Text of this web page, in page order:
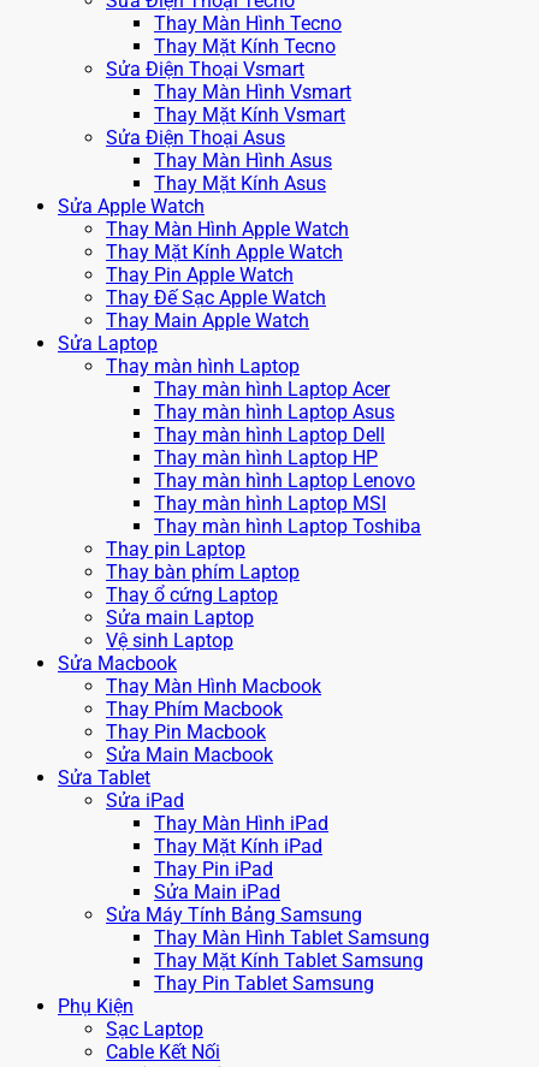
Thay Màn Hình Tecno
Thay Mặt Kính Tecno
Sửa Điện Thoại Vsmart
Thay Màn Hình Vsmart
Thay Mặt Kính Vsmart
Sửa Điện Thoại Asus
Thay Màn Hình Asus
Thay Mặt Kính Asus
Sửa Apple Watch
Thay Màn Hình Apple Watch
Thay Mặt Kính Apple Watch
Thay Pin Apple Watch
Thay Đế Sạc Apple Watch
Thay Main Apple Watch
Sửa Laptop
Thay màn hình Laptop
Thay màn hình Laptop Acer
Thay màn hình Laptop Asus
Thay màn hình Laptop Dell
Thay màn hình Laptop HP
Thay màn hình Laptop Lenovo
Thay màn hình Laptop MSI
Thay màn hình Laptop Toshiba
Thay pin Laptop
Thay bàn phím Laptop
Thay ổ cứng Laptop
Sửa main Laptop
Vệ sinh Laptop
Sửa Macbook
Thay Màn Hình Macbook
Thay Phím Macbook
Thay Pin Macbook
Sửa Main Macbook
Sửa Tablet
Sửa iPad
Thay Màn Hình iPad
Thay Mặt Kính iPad
Thay Pin iPad
Sửa Main iPad
Sửa Máy Tính Bảng Samsung
Thay Màn Hình Tablet Samsung
Thay Mặt Kính Tablet Samsung
Thay Pin Tablet Samsung
Phụ Kiện
Sạc Laptop
Cable Kết Nối